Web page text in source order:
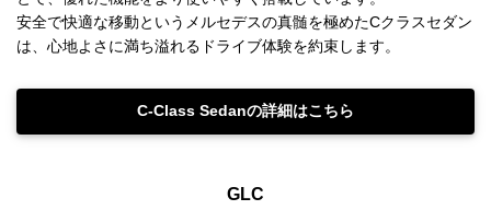
安全で快適な移動というメルセデスの真髄を極めたCクラスセダン
は、心地よさに満ち溢れるドライブ体験を約束します。
C-Class Sedanの詳細はこちら
GLC